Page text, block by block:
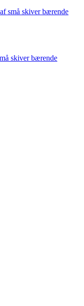
små skiver bærende
skiver bærende